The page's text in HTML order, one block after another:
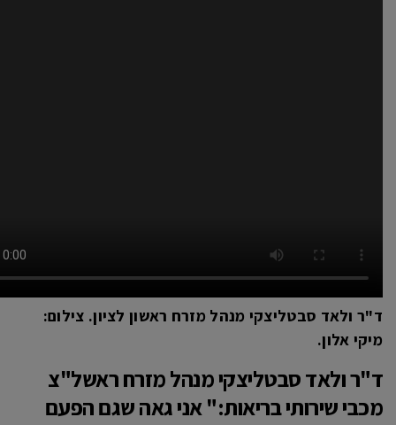
ד"ר ולאד סבטליצקי מנהל מזרח ראשון לציון. צילום:
מיקי אלון.
ד"ר ולאד סבטליצקי מנהל מזרח ראשל"צ
מכבי שירותי בריאות:" אני גאה שגם הפעם